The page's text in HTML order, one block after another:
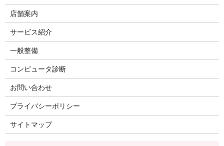
店舗案内
サービス紹介
一般整備
コンピュータ診断
お問い合わせ
プライバシーポリシー
サイトマップ